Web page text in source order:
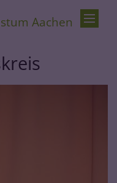
Aachen